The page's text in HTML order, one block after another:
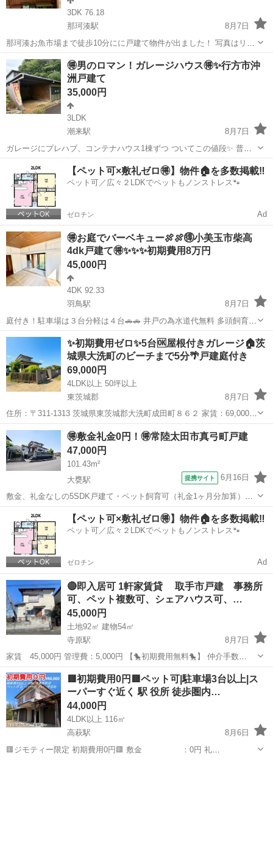
3DK 76.18
那珂湊駅
8月7日
那珂湊お魚市場まで徒歩10分にに戸建て物件が出ました！ 写真はリフ
ォーム後のイメージです！ 片づけ前、リフォーム前の 現状での貸し出
しです！ペット相談可能！ 初期費用は2ヶ月分 ↓大家直通 LINEアカウ
ント： h...
茨城 ひたちなか市 徒歩
🉐男のロマン！ガレージハウス🉐✨行方市沖
洲戸建て
35,000円
3LDK
潮来駅
8月7日
ガレージにプレハブ、コンテナハウス1棟ずつ ついてこの値段✨ 普通
車２台のスペース＋バイク3台分スペース🏍️✨✨ 初期費用は家賃2ヶ月
分ポッキリ🉐 ↓大家直通 LINEアカウント： https://liff.line...
潮来駅 一戸建て 初期
【ペット可×敷礼ゼロ🉐】物件🏠を多数掲載‼️
ペット可／広々２LDKでペットもノンストレス🐾
ゼロチン Ad
🉐お庭でバーベキュー🍖🍖🉐小美玉市柴高
4dk戸建て🉐✨✨✨初期費用8万円
45,000円
4DK 92.33
羽鳥駅
8月7日
庭付き！駐車場は３台分軽は４台🚗🚗 井戸の為水道代無料 多頭飼育相
談可」「DIY自由」「生活保護相談可 内見画像👇
https://drive.google.com/drive/folders/1HrEcGZqjbuc...
茨城 小美玉市 羽鳥駅 一戸建て 戸建て
✨初期費用ゼロ✨5台🆗屋根付きガレージ🏠茨
城県大洗町のビーチまで5分🌴戸建庭付き
69,000円
4LDK以上 50坪以上
東茨城郡
8月7日
住所：〒311-1313 茨城県東茨城郡大洗町成田町８６２ 家賃：69,000円
管理費：5,000円 敷金礼金：なし 手数料：なし 保証会社費用：オーナ
ー負担 ☆お問い合わせ多数いただくため、メッセージは『〇〇の物...
茨城 東茨城郡 一戸建て 初期
🉐敷金礼金0円！🉐常陸太田市真弓町戸建
47,000円
101.43m²
大甕駅
提携サイト 6月16日
敷金、礼金なしの5SDK戸建て・ペット飼育可（礼金1ヶ月分加算）・
屋根付き駐車場1台分無料
常陸太田市 大甕駅 一戸建て
【ペット可×敷礼ゼロ🉐】物件🏠を多数掲載‼️
ペット可／広々２LDKでペットもノンストレス🐾
ゼロチン Ad
🔴即入居可 1軒家賃貸 取手市戸建 事務所
可、ペット複数可、シェアハウス可、…
45,000円
土地92㎡ 建物54㎡
寺原駅
8月7日
家賃 45,000円 管理費：5,000円 【🐤初期費用無料🐤】 仲介手数
料 ：0円 敷金 ：0円 礼金 ：0円 －－－－－－
－－－－－－－－ 計 ：0円 なんと！！初期費...
茨城 取手市 寺原駅 一戸建て 初期
🟥初期費用0円🟥ペット可|駐車場3台以上|ス
ーパーすぐ近く 駅 役所 徒歩圏内…
44,000円
4LDK以上 116㎡
高萩駅
8月6日
🟥ジモティー限定 初期費用0円🟥 敷金 ：0円 礼